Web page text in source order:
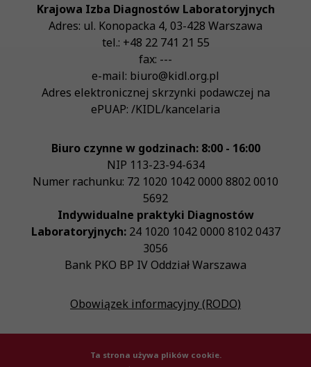
Krajowa Izba Diagnostów Laboratoryjnych
Adres: ul. Konopacka 4, 03-428 Warszawa
tel.: +48 22 741 21 55
fax: ---
e-mail: biuro@kidl.org.pl
Adres elektronicznej skrzynki podawczej na
ePUAP: /KIDL/kancelaria
Biuro czynne w godzinach: 8:00 - 16:00
NIP 113-23-94-634
Numer rachunku: 72 1020 1042 0000 8802 0010
5692
Indywidualne praktyki Diagnostów
Laboratoryjnych:24 1020 1042 0000 8102 0437
3056
Bank PKO BP IV Oddział Warszawa
Obowiązek informacyjny (RODO)
Ta strona używa plików cookie.